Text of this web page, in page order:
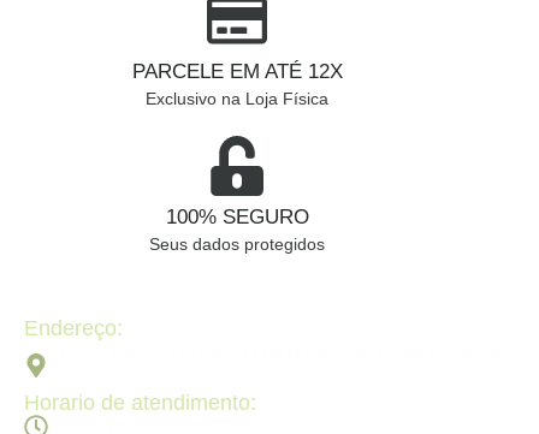
PARCELE EM ATÉ 12X
Exclusivo na Loja Física
100% SEGURO
Seus dados protegidos
Endereço:
Horario de atendimento: